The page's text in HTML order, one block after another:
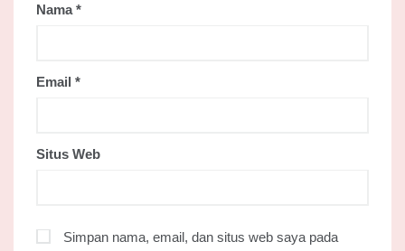
Nama*
Email *
Situs Web
Simpan nama, email, dan situs web saya pada